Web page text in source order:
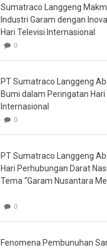
Dipanggil
Sumatraco Langgeng
Industri Garam dengan
Hari Televisi Internasional
0
PT Sumatraco Langgeng
Bumi dalam Peringatan Hari
Internasional
0
PT Sumatraco Langgeng
Hari Perhubungan Darat
Tema “Garam Nusantara
0
Fenomena Pembunuhan